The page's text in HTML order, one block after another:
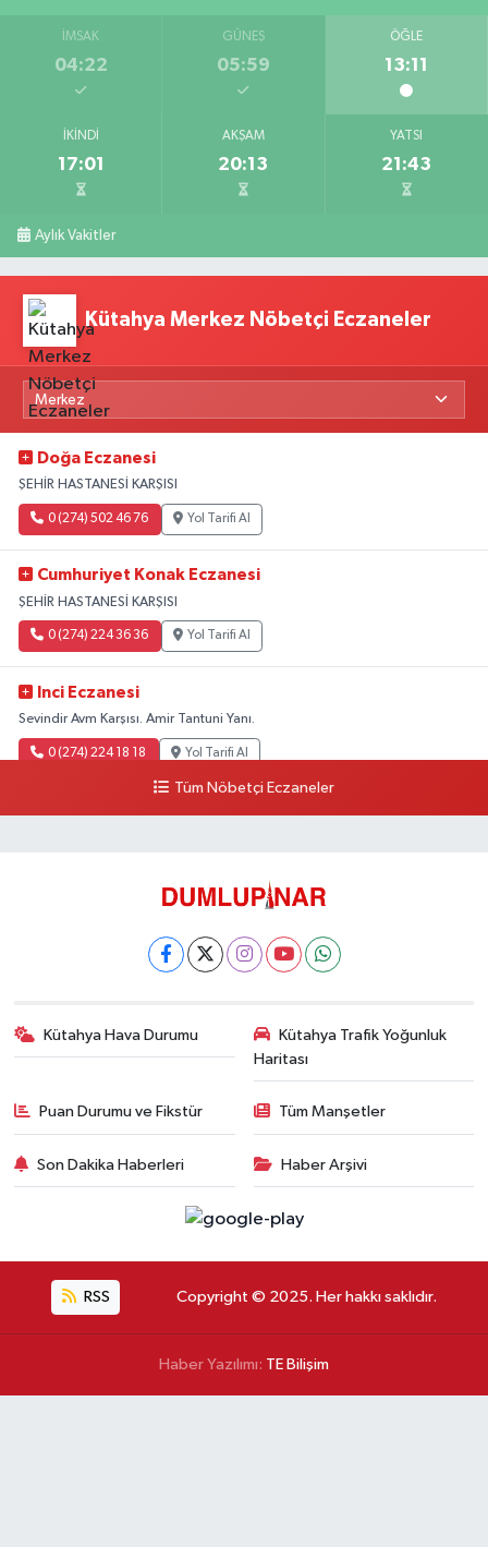
İMSAK
04:22
GÜNEŞ
05:59
ÖĞLE
13:11
İKINDI
17:01
AKŞAM
20:13
YATSI
21:43
Aylık Vakitler
Kütahya Merkez Nöbetçi Eczaneler
Doğa Eczanesi
ŞEHİR HASTANESİ KARŞISI
0 (274) 502 46 76 Yol Tarifi Al
Cumhuriyet Konak Eczanesi
ŞEHİR HASTANESİ KARŞISI
0 (274) 224 36 36 Yol Tarifi Al
Inci Eczanesi
Sevindir Avm Karşısı. Amir Tantuni Yanı.
0 (274) 224 18 18 Yol Tarifi Al
Tüm Nöbetçi Eczaneler
Kütahya Hava Durumu
Kütahya Trafik Yoğunluk
Haritası
Puan Durumu ve Fikstür Tüm Manşetler
Son Dakika Haberleri Haber Arşivi
RSS Copyright © 2025. Her hakkı saklıdır.
Haber Yazılımı: TE Bilişim